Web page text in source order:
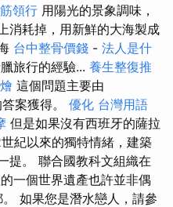
領行 用陽光的景象調味，
消耗掉，用新鮮的大海製成
台中整骨價錢 - 法人是什
旅行的經驗... 養生整復推
這個問題主要由
案獲得。 優化 台灣用語
但是如果沒有西班牙的薩拉
紀以來的獨特情緒，建築
提。 聯合國教科文組織在
一個世界遺產也許並非偶
如果您是潛水戀人，請參